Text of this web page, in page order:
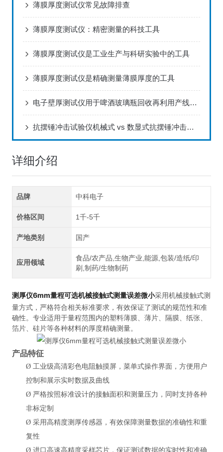
薄膜厚度测试仪常见故障排查
薄膜厚度测试仪：精密测量的科技工具
薄膜厚度测试仪是工业生产与科研实验中的工具
薄膜厚度测试仪是精确测量薄膜厚度的工具
电子壁厚测试仪用于啤酒玻璃瓶回收再利用产线的质量筛分解决方案
抗摆锤冲击试验仪机械式 vs 数显式抗摆锤冲击仪精度对比
详细介绍
品牌 中科电子
价格区间 1千-5千
产地类别 国产
应用领域
食品/农产品,生物产业,能源,包装/造纸/印
刷,制药/生物制药
测厚仪6mm量程可选机械接触式测量误差微小采用机械接触式测
量方式，严格符合相关标准要求，有效保证了测试的规范性和准
确性。专业适用于量程范围内的塑料薄膜、薄片、隔膜、纸张、
箔片、硅片等各种材料的厚度精确测量。
产品特征
Ø 工业级高清彩色电阻触摸屏，菜单式操作界面，方便用户
控制和展示实时数据及曲线
Ø 严格按照标准设计的接触面积和测量压力，同时支持各种
非标定制
Ø 采用高精度测厚传感器，有效保障测量数据的准确性和重
复性
Ø 进口高速高精度采样芯片，保证测试数据的实时性和准确